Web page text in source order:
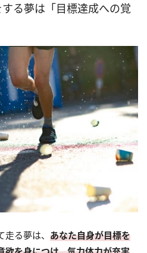
する夢は「目標達成への覚
る夢は、 あなた自身が目標を